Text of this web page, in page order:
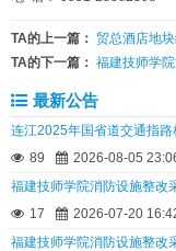
TA的上一篇： 贸总酒店地
TA的下一篇： 福建技师学
最新公告
连江2025年国省道交通指
89
2026-08-05
福建技师学院消防设施整改
17
2026-07-20
福建技师学院消防设施整改